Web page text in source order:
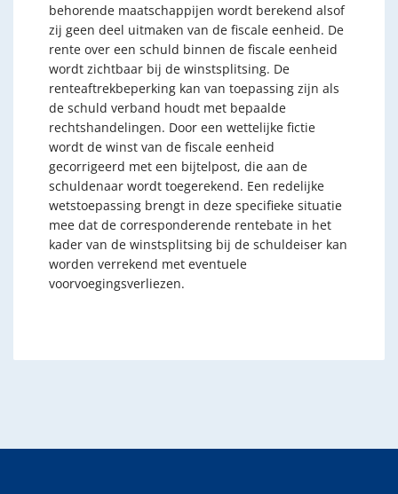
behorende maatschappijen wordt berekend alsof
zij geen deel uitmaken van de fiscale eenheid. De
rente over een schuld binnen de fiscale eenheid
wordt zichtbaar bij de winstsplitsing. De
renteaftrekbeperking kan van toepassing zijn als
de schuld verband houdt met bepaalde
rechtshandelingen. Door een wettelijke fictie
wordt de winst van de fiscale eenheid
gecorrigeerd met een bijtelpost, die aan de
schuldenaar wordt toegerekend. Een redelijke
wetstoepassing brengt in deze specifieke situatie
mee dat de corresponderende rentebate in het
kader van de winstsplitsing bij de schuldeiser kan
worden verrekend met eventuele
voorvoegingsverliezen.